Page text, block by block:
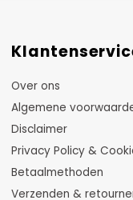
Over ons
Algemene
Disclaimer
Privacy Policy &
Betaalmethoden
Verzenden &